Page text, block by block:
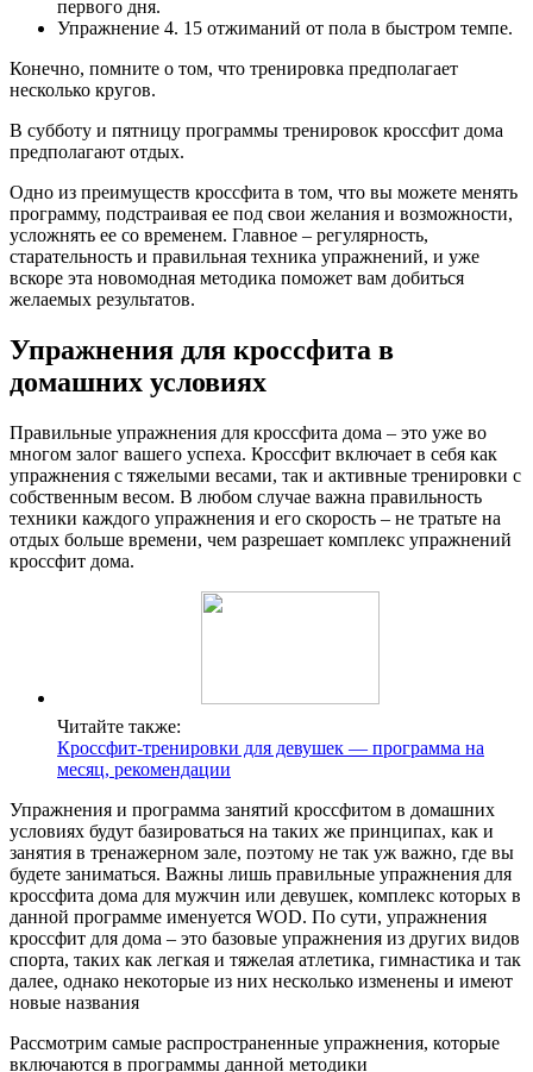
первого дня.
Упражнение 4. 15 отжиманий от пола в быстром темпе.
Конечно, помните о том, что тренировка предполагает
несколько кругов.
В субботу и пятницу программы тренировок кроссфит дома
предполагают отдых.
Одно из преимуществ кроссфита в том, что вы можете менять
программу, подстраивая ее под свои желания и возможности,
усложнять ее со временем. Главное – регулярность,
старательность и правильная техника упражнений, и уже
вскоре эта новомодная методика поможет вам добиться
желаемых результатов.
Упражнения для кроссфита в
домашних условиях
Правильные упражнения для кроссфита дома – это уже во
многом залог вашего успеха. Кроссфит включает в себя как
упражнения с тяжелыми весами, так и активные тренировки с
собственным весом. В любом случае важна правильность
техники каждого упражнения и его скорость – не тратьте на
отдых больше времени, чем разрешает комплекс упражнений
кроссфит дома.
Читайте также:
Кроссфит-тренировки для девушек — программа на
месяц, рекомендации
Упражнения и программа занятий кроссфитом в домашних
условиях будут базироваться на таких же принципах, как и
занятия в тренажерном зале, поэтому не так уж важно, где вы
будете заниматься. Важны лишь правильные упражнения для
кроссфита дома для мужчин или девушек, комплекс которых в
данной программе именуется WOD. По сути, упражнения
кроссфит для дома – это базовые упражнения из других видов
спорта, таких как легкая и тяжелая атлетика, гимнастика и так
далее, однако некоторые из них несколько изменены и имеют
новые названия
Рассмотрим самые распространенные упражнения, которые
включаются в программы данной методики